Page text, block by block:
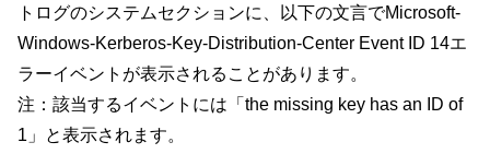
トログのシステムセクションに、以下の文言でMicrosoft-
Windows-Kerberos-Key-Distribution-Center Event ID 14エ
ラーイベントが表示されることがあります。
注：該当するイベントには「the missing key has an ID of
1」と表示されます。